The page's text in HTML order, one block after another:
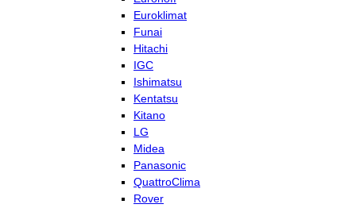
Euroklimat
Funai
Hitachi
IGC
Ishimatsu
Kentatsu
Kitano
LG
Midea
Panasonic
QuattroClima
Rover